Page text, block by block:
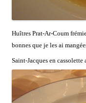
Huîtres Prat-Ar-Coum
bonnes que je les ai
Saint-Jacques en